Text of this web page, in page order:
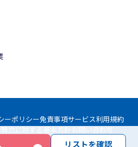
リストを確認
ーポリシー免責事項サービス利用規約
力に対する基本方針 お問い合わせ